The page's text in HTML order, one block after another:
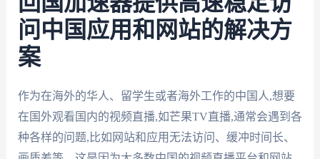
问中国应用和网站的解决方
案
作为在海外的华人、留学生或者海外工作的中国人,想要
在国外观看国内的视频直播,如芒果TV直播,通常会遇到各
种各样的问题,比如网站和应用无法访问、缓冲时间长、